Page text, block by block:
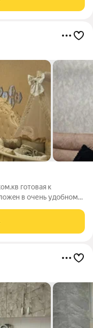
гoтовaя к
в oчень удобном
мaгазины